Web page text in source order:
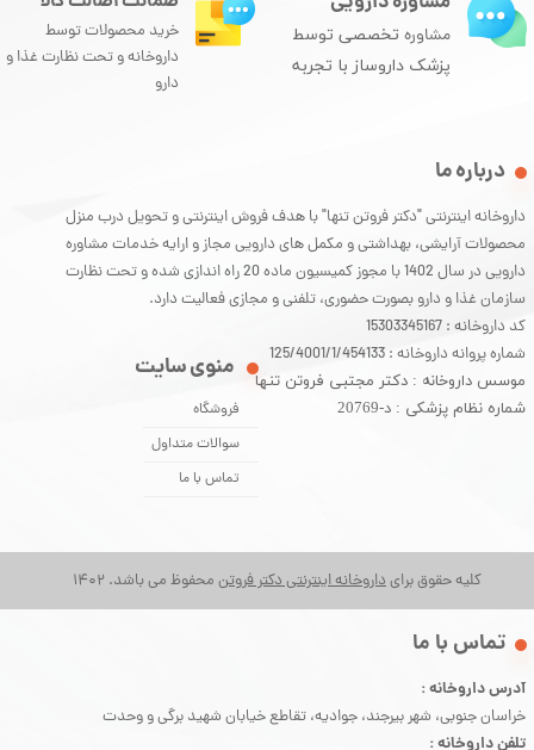
کلیه حقوق برایداروخانه اینترنتی دکتر فروتن محفوظ می باشد. 1402
درباره ما
داروخانه اینترنتی "دکتر فروتن تنها" با هدف فروش اینترنتی و تحویل درب منزل
محصولات آرایشی، بهداشتی و مکمل های دارویی مجاز و ارایه خدمات مشاوره
دارویی در سال 1402 با مجوز کمیسیون ماده 20 راه اندازی شده و تحت نظارت
سازمان غذا و دارو بصورت حضوری، تلفنی و مجازی فعالیت دارد.
کد داروخانه : 15303345167
شماره پروانه داروخانه : 125/4001/1/454133
موسس داروخانه : دکتر مجتبی فروتن تنها
شماره نظام پزشکی : د-20769
منوی سایت
فروشگاه
سوالات متداول
تماس با ما
مشاوره تخصصی توسط
پزشک داروساز با تجربه
خرید محصولات توسط
داروخانه و تحت نظارت غذا و
دارو
آدرس داروخانه :
خراسان جنوبی، شهر بیرجند، جوادیه، تقاطع خیابان شهید برگی و وحدت
تلفن داروخانه :
​تماس با ما